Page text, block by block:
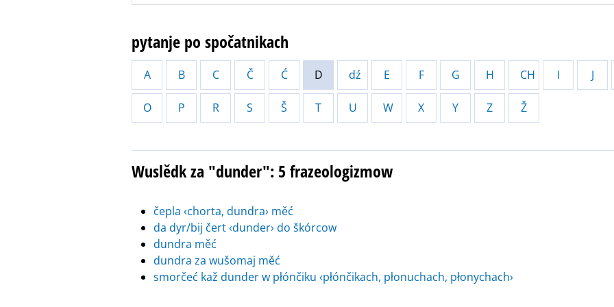
pytanje po spočatnikach
A B C Č Ć D dź E F G H CH I J
O P R S Š T U W X Y Z Ž
Wuslědk za "dunder": 5 frazeologizmow
čepla ‹chorta, dundra› měć
da dyr/bij čert ‹dunder› do škórcow
dundra měć
dundra za wušomaj měć
smorčeć kaž dunder w płónčiku ‹płónčikach, płonuchach, płonychach›